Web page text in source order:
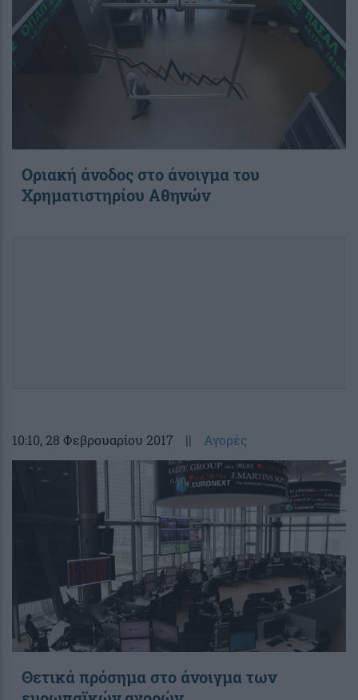
Οριακή άνοδος στο άνοιγμα του
Χρηματιστηρίου Αθηνών
10:10, 28 Φεβρουαρίου 2017 || Αγορές
Θετικά πρόσημα στο άνοιγμα των